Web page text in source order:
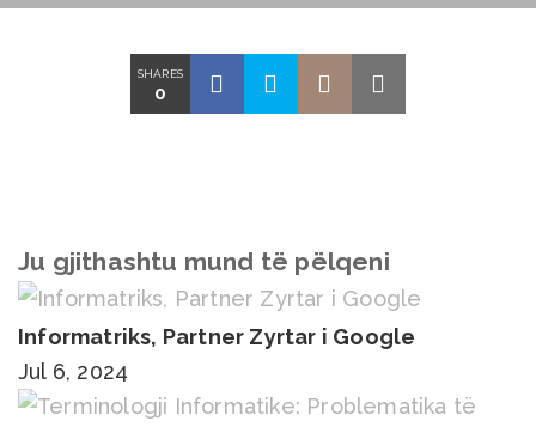
SHARES
0
Ju gjithashtu mund të pëlqeni
Informatriks, Partner Zyrtar i Google
Jul 6, 2024